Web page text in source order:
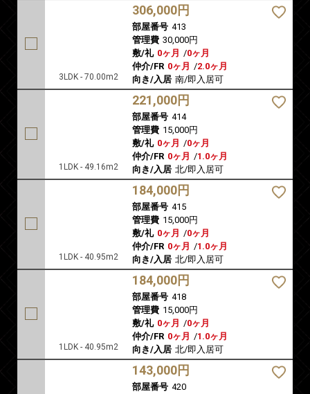
3LDK - 70.00m2
306,000円
部屋番号 413
管理費 30,000円
敷/礼 0ヶ月 /0ヶ月
仲介/FR 0ヶ月 /2.0ヶ月
向き/入居 南/即入居可
1LDK - 49.16m2
221,000円
部屋番号 414
管理費 15,000円
敷/礼 0ヶ月 /0ヶ月
仲介/FR 0ヶ月 /1.0ヶ月
向き/入居 北/即入居可
1LDK - 40.95m2
184,000円
部屋番号 415
管理費 15,000円
敷/礼 0ヶ月 /0ヶ月
仲介/FR 0ヶ月 /1.0ヶ月
向き/入居 北/即入居可
1LDK - 40.95m2
184,000円
部屋番号 418
管理費 15,000円
敷/礼 0ヶ月 /0ヶ月
仲介/FR 0ヶ月 /1.0ヶ月
向き/入居 北/即入居可
143,000円
部屋番号 420